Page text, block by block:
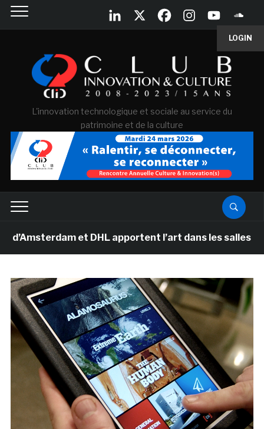
LOGIN
L'innovation technologique et sociale au service du
patrimoine et de la culture
et DHL apportent l’art dans les salles de